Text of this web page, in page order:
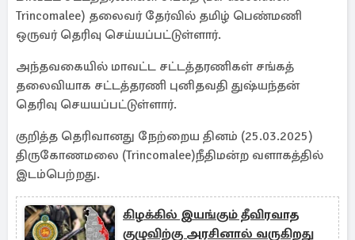
Trincomalee) தலைவர் தேர்வில் தமிழ் பெண்மணி
ஒருவர் தெரிவு செய்யப்பட்டுள்ளார்.
அந்தவகையில் மாவட்ட சட்டத்தரணிகள் சங்கத்
தலைவியாக சட்டத்தரணி புனிதவதி துஷ்யந்தன்
தெரிவு செயயப்பட்டுள்ளார்.
குறித்த தெரிவானது நேற்றைய தினம் (25.03.2025)
திருகோணமலை (Trincomalee)நீதிமன்ற வளாகத்தில்
இடம்பெற்றது.
கிழக்கில் இயங்கும் தீவிரவாத
குழுவிற்கு அரசினால் வருகிறது